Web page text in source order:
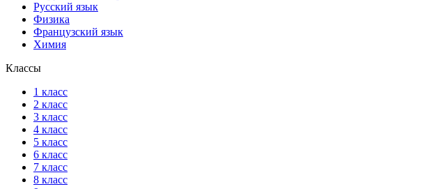
Русский язык
Физика
Французский язык
Химия
Классы
1 класс
2 класс
3 класс
4 класс
5 класс
6 класс
7 класс
8 класс